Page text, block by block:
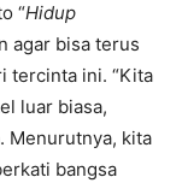
“Hidup
agar bisa terus
tercinta ini. “Kita
luar biasa,
Menurutnya, kita
bangsa